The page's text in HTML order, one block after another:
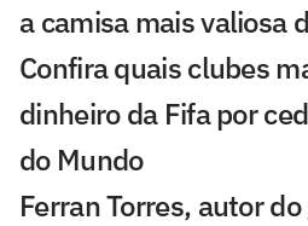
a camisa mais valiosa
Confira quais clubes
dinheiro da Fifa por
do Mundo
Ferran Torres, autor